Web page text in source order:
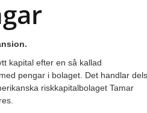
kapital efter en så kallad
pengar i bolaget. Det handlar
riskkapitalbolaget Tamar